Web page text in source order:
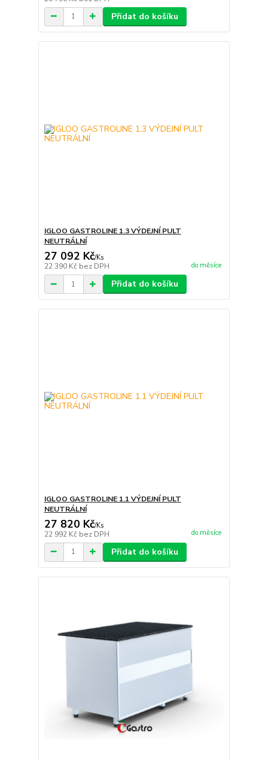
Přidat do košíku
IGLOO GASTROLINE 1.3 VÝDEJNÍ PULT
NEUTRÁLNÍ
27 092 Kč/Ks
22 390 Kč bez DPH do měsíce
Přidat do košíku
IGLOO GASTROLINE 1.1 VÝDEJNÍ PULT
NEUTRÁLNÍ
27 820 Kč/Ks
22 992 Kč bez DPH do měsíce
Přidat do košíku